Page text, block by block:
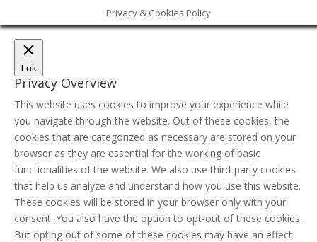
Privacy & Cookies Policy
Luk
Privacy Overview
This website uses cookies to improve your experience while
you navigate through the website. Out of these cookies, the
cookies that are categorized as necessary are stored on your
browser as they are essential for the working of basic
functionalities of the website. We also use third-party cookies
that help us analyze and understand how you use this website.
These cookies will be stored in your browser only with your
consent. You also have the option to opt-out of these cookies.
But opting out of some of these cookies may have an effect